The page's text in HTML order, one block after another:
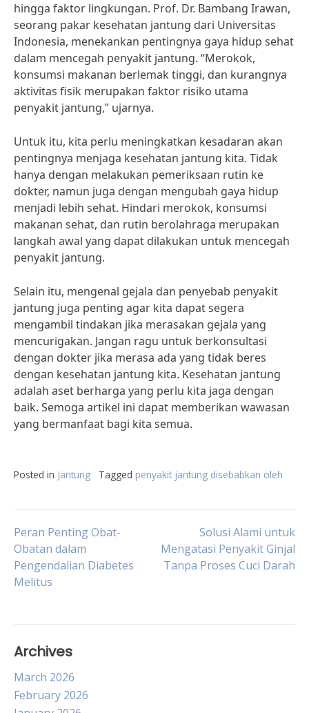
hingga faktor lingkungan. Prof. Dr. Bambang Irawan,
seorang pakar kesehatan jantung dari Universitas
Indonesia, menekankan pentingnya gaya hidup sehat
dalam mencegah penyakit jantung. “Merokok,
konsumsi makanan berlemak tinggi, dan kurangnya
aktivitas fisik merupakan faktor risiko utama
penyakit jantung,” ujarnya.
Untuk itu, kita perlu meningkatkan kesadaran akan
pentingnya menjaga kesehatan jantung kita. Tidak
hanya dengan melakukan pemeriksaan rutin ke
dokter, namun juga dengan mengubah gaya hidup
menjadi lebih sehat. Hindari merokok, konsumsi
makanan sehat, dan rutin berolahraga merupakan
langkah awal yang dapat dilakukan untuk mencegah
penyakit jantung.
Selain itu, mengenal gejala dan penyebab penyakit
jantung juga penting agar kita dapat segera
mengambil tindakan jika merasakan gejala yang
mencurigakan. Jangan ragu untuk berkonsultasi
dengan dokter jika merasa ada yang tidak beres
dengan kesehatan jantung kita. Kesehatan jantung
adalah aset berharga yang perlu kita jaga dengan
baik. Semoga artikel ini dapat memberikan wawasan
yang bermanfaat bagi kita semua.
Posted in Jantung Tagged penyakit jantung disebabkan oleh
Post
navigation
Peran Penting Obat-
Obatan dalam
Pengendalian Diabetes
Melitus
Solusi Alami untuk
Mengatasi Penyakit Ginjal
Tanpa Proses Cuci Darah
Archives
March 2026
February 2026